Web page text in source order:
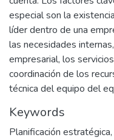
especial son la
líder dentro de una
las necesidades
empresarial, los
coordinación de los
técnica del equipo del
Keywords
Planificación estratégica,